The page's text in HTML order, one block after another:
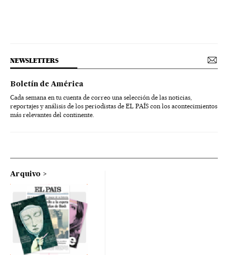
NEWSLETTERS
Boletín de América
Cada semana en tu cuenta de correo una selección de las noticias,
reportajes y análisis de los periodistas de EL PAÍS con los acontecimientos
más relevantes del continente.
Arquivo